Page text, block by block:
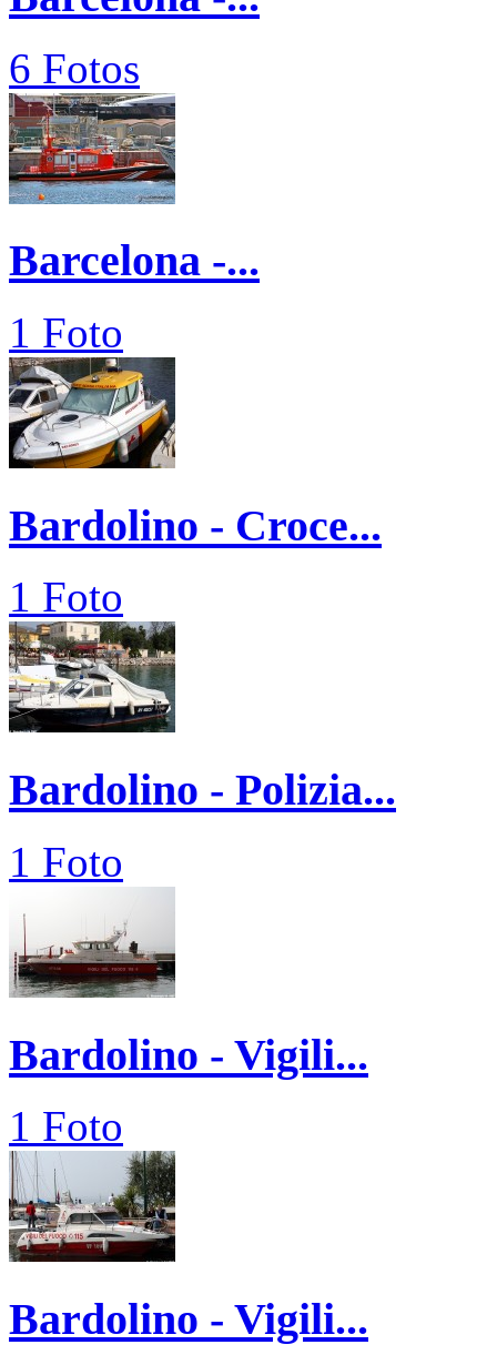
6 Fotos
Barcelona -...
1 Foto
Bardolino - Croce...
1 Foto
Bardolino - Polizia...
1 Foto
Bardolino - Vigili...
1 Foto
Bardolino - Vigili...